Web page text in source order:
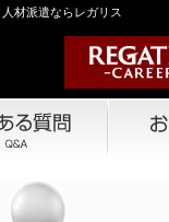
材派遣ならレガリス